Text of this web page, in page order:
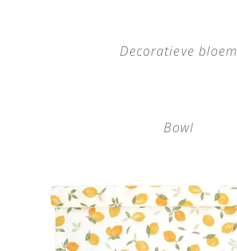
Decoratieve bloem
Bowl